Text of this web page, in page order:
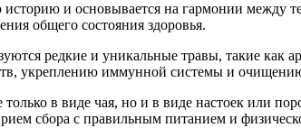
и основывается на гармонии между
общего состояния здоровья.
редкие и уникальные травы, такие
укреплению иммунной системы и
только в виде чая, но и в виде настоек или
сбора с правильным питанием и